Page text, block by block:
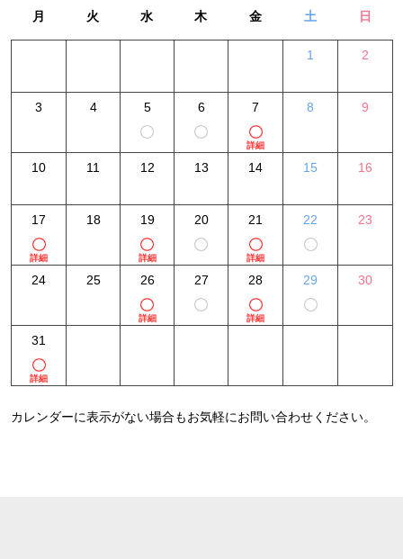
月 火 水 木 金 土 日
1 2
3 4 5 6 7
詳細
8 9
10 11 12 13 14 15 16
17
詳細
18 19
詳細
20 21
詳細
22 23
24 25 26
詳細
27 28
詳細
29 30
31
詳細
カレンダーに表示がない場合もお気軽にお問い合わせください。